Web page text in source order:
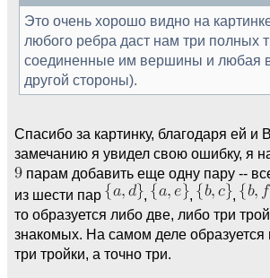
Это очень хорошо видно на
любого ребра даст нам три полных
соединенные им вершины и любая
другой стороны).
Спасибо за картинку, благодаря ей и
замечанию я увидел свою ошибку, я
парам добавить еще одну пару --
из шести пар
, , ,
то образуется либо две, либо три
знакомых. На самом деле образуется
три тройки, а точно три.